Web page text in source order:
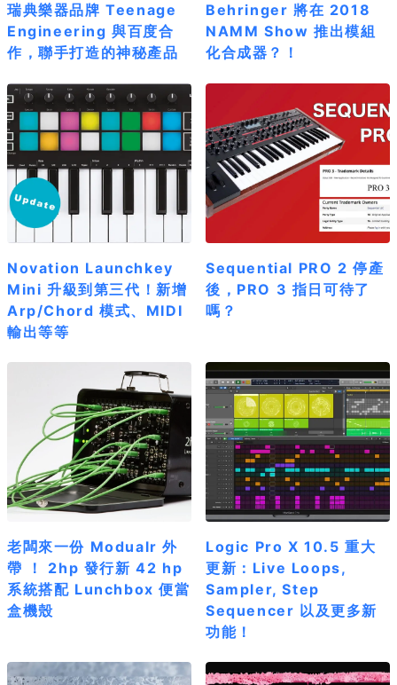
瑞典樂器品牌 Teenage
Engineering 與百度合
作，聯手打造的神秘產品
Behringer 將在 2018
NAMM Show 推出模組
化合成器？！
Novation Launchkey
Mini 升級到第三代！新增
Arp/Chord 模式、MIDI
輸出等等
Sequential PRO 2 停產
後，PRO 3 指日可待了
嗎？
老闆來一份 Modualr 外
帶 ！ 2hp 發行新 42 hp
系統搭配 Lunchbox 便當
盒機殼
Logic Pro X 10.5 重大
更新：Live Loops,
Sampler, Step
Sequencer 以及更多新
功能！